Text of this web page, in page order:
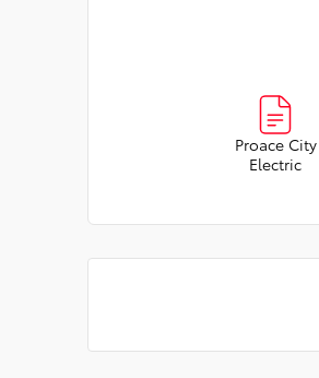
Proace City
Electric